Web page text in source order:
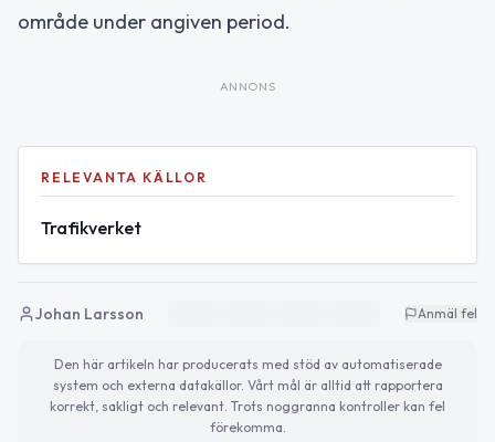
område under angiven period.
ANNONS
RELEVANTA KÄLLOR
Trafikverket
Johan Larsson Anmäl fel
Den här artikeln har producerats med stöd av automatiserade
system och externa datakällor. Vårt mål är alltid att rapportera
korrekt, sakligt och relevant. Trots noggranna kontroller kan fel
förekomma.